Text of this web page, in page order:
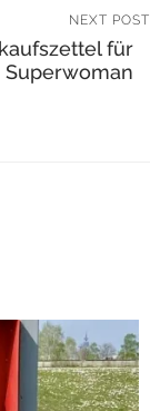
NEXT POST
für
Superwoman